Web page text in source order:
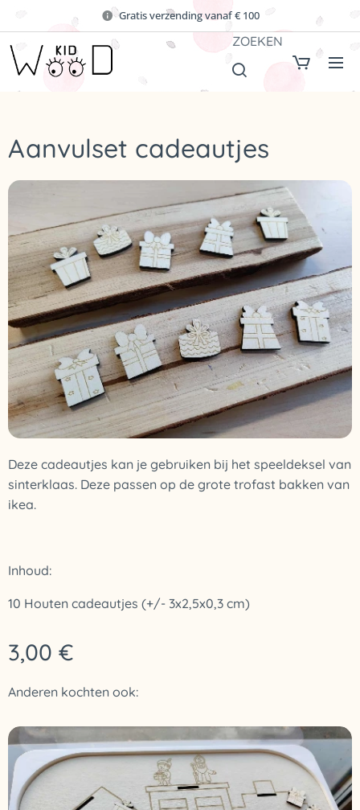
Gratis verzending vanaf € 100
ZOEKEN
Aanvulset cadeautjes
Deze cadeautjes kan je gebruiken bij het speeldeksel van
sinterklaas. Deze passen op de grote trofast bakken van
ikea.
Inhoud:
10 Houten cadeautjes (+/- 3x2,5x0,3 cm)
3,00 €
Anderen kochten ook: